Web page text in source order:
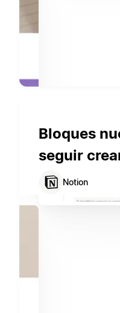
Bloques
seguir
Notion